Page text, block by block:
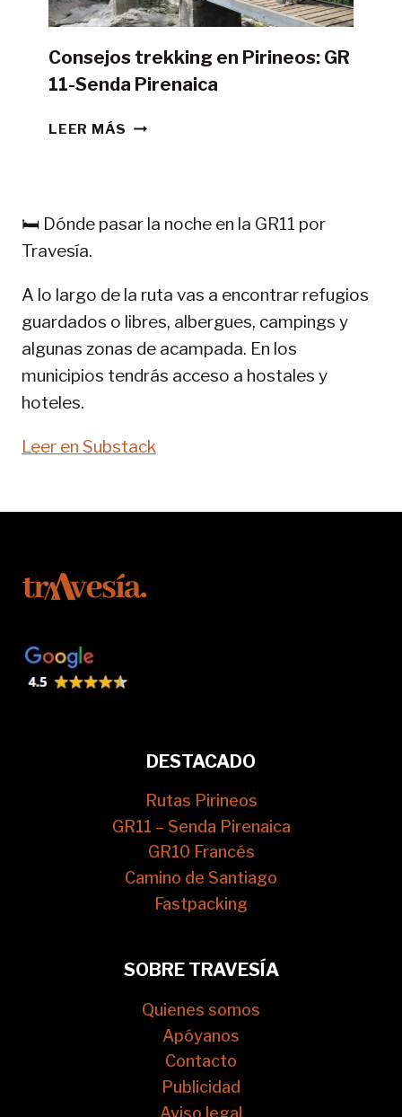
Consejos trekking en Pirineos: GR
11-Senda Pirenaica
LEER MÁS CONSEJOS
11-
🛏️ Dónde pasar la noche en la GR11 por
Travesía.
A lo largo de la ruta vas a encontrar refugios
guardados o libres, albergues, campings y
algunas zonas de acampada. En los
municipios tendrás acceso a hostales y
hoteles.
Leer en Substack
DESTACADO
Rutas Pirineos
GR11 – Senda Pirenaica
GR10 Francés
Camino de Santiago
Fastpacking
SOBRE TRAVESÍA
Quienes somos
Apóyanos
Contacto
Publicidad
Aviso legal